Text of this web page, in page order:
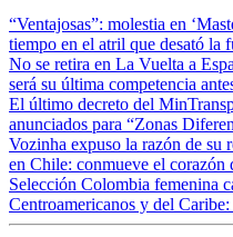
“Ventajosas”: molestia en
tiempo en el atril que desató la
No se retira en La Vuelta a
será su última competencia
El último decreto del
anunciados para “Zonas
Vozinha expuso la razón de su
en Chile: conmueve el corazón
Selección Colombia femenina
Centroamericanos y del